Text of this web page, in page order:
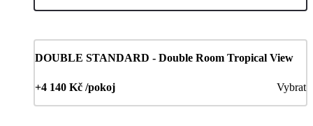
DOUBLE STANDARD - Double Room Tropical View
+4 140 Kč /pokoj Vybrat